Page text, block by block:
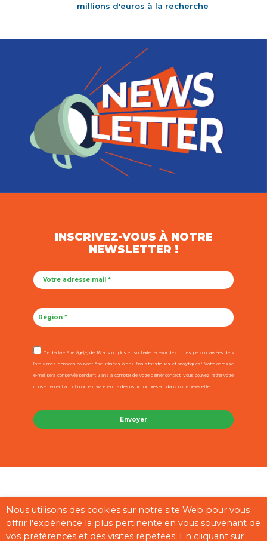
millions d'euros à la recherche
INSCRIVEZ-VOUS À NOTRE
NEWSLETTER !
"Je déclare être âgé(e) de 16 ans ou plus et souhaite recevoir des offres personnalisées de «
l’afa », mes données pouvant être utilisées à des fins statistiques et analytiques". Votre adresse
e-mail sera conservée pendant 3 ans à compter de votre dernier contact. Vous pouvez retirer votre
consentement à tout moment via le lien de désinscription présent dans notre newsletter.
Contact Mentions légales CGU Cookies
Plan du site
Pages partenaires
Nous utilisons des cookies sur notre site Web pour vous
offrir l'expérience la plus pertinente en vous souvenant de
vos préférences et des visites répétées. En cliquant sur